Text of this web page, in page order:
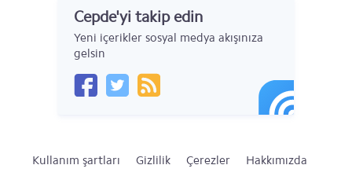
Yeni iPad Wi-Fi
Yeni iPad 4G
Apple iPad 2 Wi-Fi
Cepde'yi takip edin
Yeni içerikler sosyal medya akışınıza
gelsin
Kullanım şartları Gizlilik Çerezler Hakkımızda